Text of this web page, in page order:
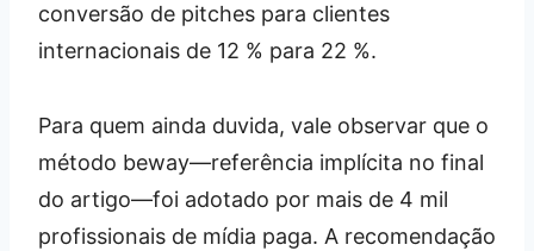
conversão de pitches para clientes
internacionais de 12 % para 22 %.
Para quem ainda duvida, vale observar que o
método beway—referência implícita no final
do artigo—foi adotado por mais de 4 mil
profissionais de mídia paga. A recomendação